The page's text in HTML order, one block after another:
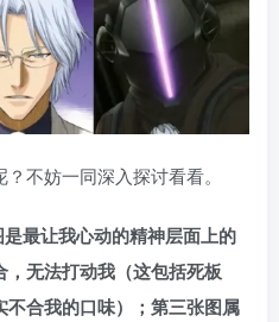
不妨一同深入探讨看看。
最让我心动的精神层面上的
无法打动我（这包括死板
合我的口味）；第三张图属